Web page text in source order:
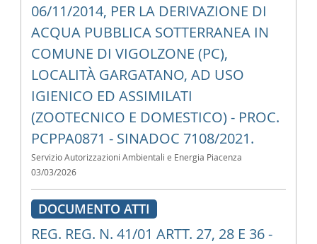
06/11/2014, PER LA DERIVAZIONE DI
ACQUA PUBBLICA SOTTERRANEA IN
COMUNE DI VIGOLZONE (PC),
LOCALITÀ GARGATANO, AD USO
IGIENICO ED ASSIMILATI
(ZOOTECNICO E DOMESTICO) - PROC.
PCPPA0871 - SINADOC 7108/2021.
Servizio Autorizzazioni Ambientali e Energia Piacenza
03/03/2026
DOCUMENTO ATTI
REG. REG. N. 41/01 ARTT. 27, 28 E 36 -